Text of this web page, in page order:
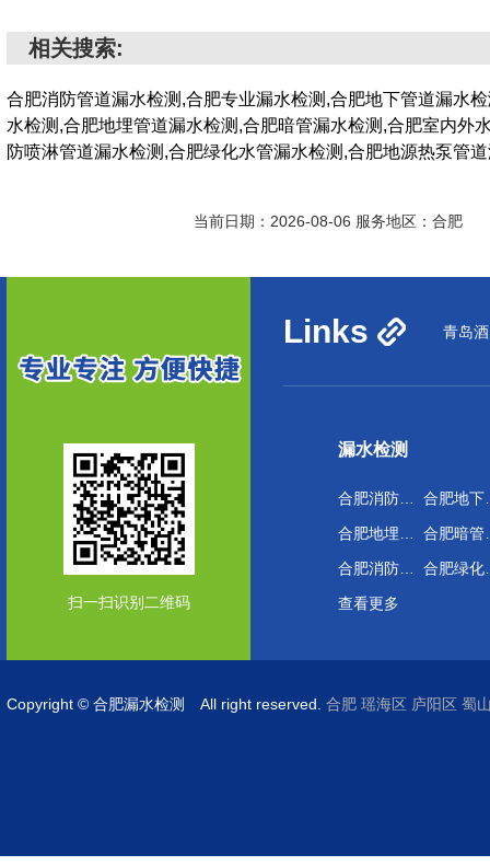
相关搜索:
合肥消防管道漏水检测,合肥专业漏水检测,合肥地下管道漏水
水检测,合肥地埋管道漏水检测,合肥暗管漏水检测,合肥室内外
防喷淋管道漏水检测,合肥绿化水管漏水检测,合肥地源热泵管
当前日期：2026-08-06 服务地区：合肥
扫一扫识别二维码
Links 青岛
漏水检测
合肥消防管道漏水检测
合
合肥地埋管道漏水检测
合
合肥消防喷淋管道漏水检测
合
查看更多
Copyright © 合肥漏水检测 All right reserved. 合肥 瑶海区 庐阳区 蜀